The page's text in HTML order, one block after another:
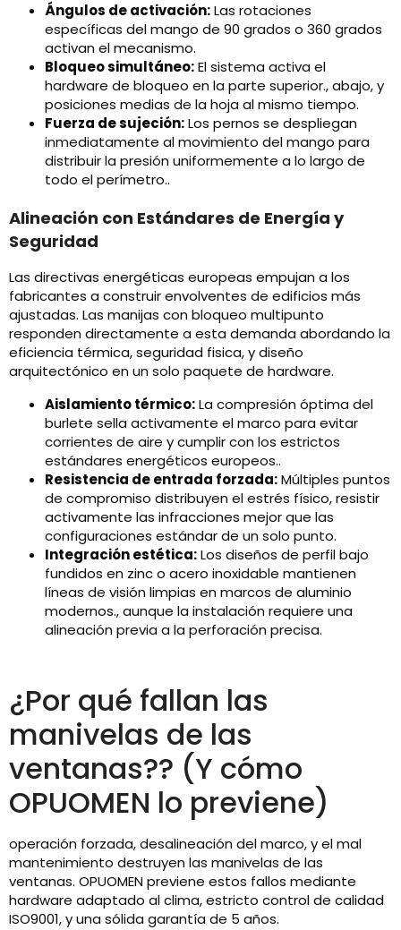
Ángulos de activación:Las rotaciones
específicas del mango de 90 grados o 360 grados
activan el mecanismo.
Bloqueo simultáneo:El sistema activa el
hardware de bloqueo en la parte superior., abajo, y
posiciones medias de la hoja al mismo tiempo.
Fuerza de sujeción:Los pernos se despliegan
inmediatamente al movimiento del mango para
distribuir la presión uniformemente a lo largo de
todo el perímetro..
Alineación con Estándares de Energía y
Seguridad
Las directivas energéticas europeas empujan a los
fabricantes a construir envolventes de edificios más
ajustadas. Las manijas con bloqueo multipunto
responden directamente a esta demanda abordando la
eficiencia térmica, seguridad fisica, y diseño
arquitectónico en un solo paquete de hardware.
Aislamiento térmico:La compresión óptima del
burlete sella activamente el marco para evitar
corrientes de aire y cumplir con los estrictos
estándares energéticos europeos..
Resistencia de entrada forzada:Múltiples puntos
de compromiso distribuyen el estrés físico, resistir
activamente las infracciones mejor que las
configuraciones estándar de un solo punto.
Integración estética:Los diseños de perfil bajo
fundidos en zinc o acero inoxidable mantienen
líneas de visión limpias en marcos de aluminio
modernos., aunque la instalación requiere una
alineación previa a la perforación precisa.
¿Por qué fallan las
manivelas de las
ventanas?? (Y cómo
OPUOMEN lo previene)
operación forzada, desalineación del marco, y el mal
mantenimiento destruyen las manivelas de las
ventanas. OPUOMEN previene estos fallos mediante
hardware adaptado al clima, estricto control de calidad
ISO9001, y una sólida garantía de 5 años.